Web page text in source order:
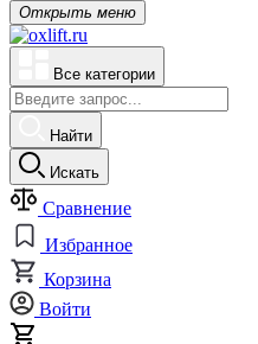
Открыть меню
Все категории
Найти
Искать
Сравнение
Избранное
Корзина
Войти